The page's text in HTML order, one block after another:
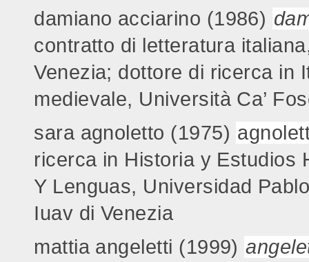
damiano acciarino (1986)
contratto di letteratura
Venezia; dottore di ricerca in
medievale, Università Ca’
sara agnoletto (1975)
ricerca in Historia y Estudios
Y Lenguas, Universidad
Iuav di Venezia
mattia angeletti (1999)